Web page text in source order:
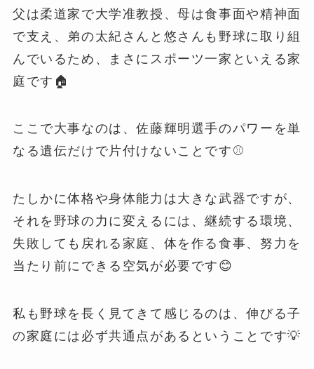
父は柔道家で大学准教授、母は食事面や精神面
で支え、弟の太紀さんと悠さんも野球に取り組
んでいるため、まさにスポーツ一家といえる家
庭です🏠
ここで大事なのは、佐藤輝明選手のパワーを単
なる遺伝だけで片付けないことです⚾️
たしかに体格や身体能力は大きな武器ですが、
それを野球の力に変えるには、継続する環境、
失敗しても戻れる家庭、体を作る食事、努力を
当たり前にできる空気が必要です😊
私も野球を長く見てきて感じるのは、伸びる子
の家庭には必ず共通点があるということです💡